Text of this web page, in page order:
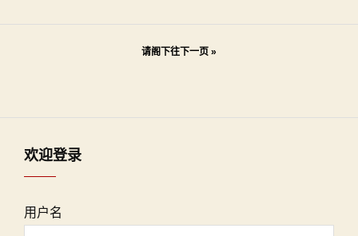
请阁下往下一页 »
欢迎登录
用户名